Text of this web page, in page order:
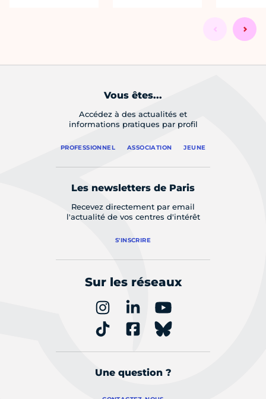
Vous êtes...
Accédez à des actualités et
informations pratiques par profil
PROFESSIONNEL ASSOCIATION JEUNE
Les newsletters de Paris
Recevez directement par email
l'actualité de vos centres d'intérêt
S'INSCRIRE
Sur les réseaux
Une question ?